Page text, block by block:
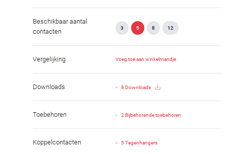
Beschikbaar aantal
contacten
3 5 8 12
Vergelijking Voeg toe aan winkelmandje
Downloads 8 Downloads
Toebehoren 2 Bijbehorende toebehoren
Koppelcontacten 5 Tegenhangers